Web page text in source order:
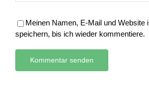
Meinen Namen, E-Mail und Website
speichern, bis ich wieder kommentiere.